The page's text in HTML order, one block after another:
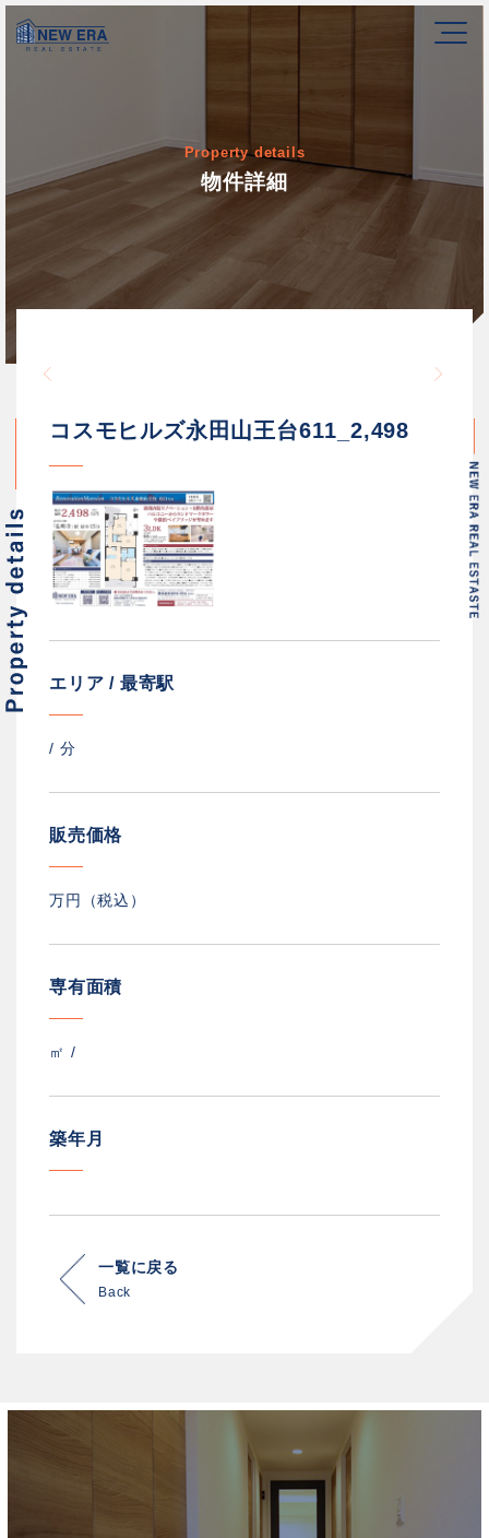
Property details
物件詳細
/home/newerakk/
コスモヒルズ永田山王台611_2,498
エリア / 最寄駅
/ 分
販売価格
万円（税込）
専有面積
㎡ /
築年月
一覧に戻る
Back